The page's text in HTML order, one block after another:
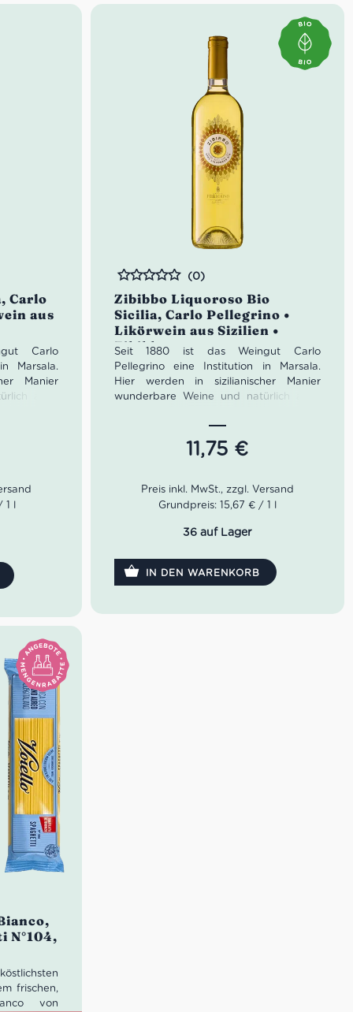
Carlo
aus
Carlo
Marsala.
Manier
auch
Weingut
1 l
Zibibbo Liquoroso Bio
Sicilia, Carlo Pellegrino •
Likörwein aus Sizilien •
Zibibbo
Bewertet
(0)
Seit 1880 ist das Weingut Carlo
Pellegrino eine Institution in Marsala.
Hier werden in sizilianischer Manier
wunderbare Weine und natürlich auch
Familie Pellegrino führt das Weingut
heute bereits in siebter Generation.
von Pellegrino stammt aus den
Regionen um Trapani, Marsala und
sizilianische Spezialität. Er reift für etwa
dann für weitere 2 Monate in der
Flasche.
11,75 €
Grundpreis: 15,67 € / 1 l
36 auf Lager
IN DEN WARENKORB
N°104,
frischen,
von